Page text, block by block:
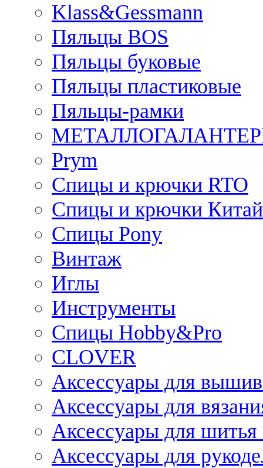
Klass&Gessmann
Пяльцы BOS
Пяльцы буковые
Пяльцы пластиковые
Пяльцы-рамки
Prym
Спицы и крючки RTO
Спицы и крючки Китай
Спицы Pony
Винтаж
Иглы
Инструменты
Спицы Hobby&Pro
CLOVER
Аксессуары для
Аксессуары для
Аксессуары для
Аксессуары для